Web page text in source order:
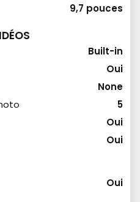
9,7 pouces
Built-in
Oui
None
5
Oui
Oui
Oui